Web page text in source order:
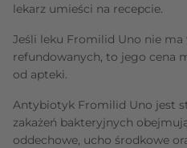
lekarz umieści na recepcie.
Jeśli leku Fromilid Uno nie ma
refundowanych, to jego cena
od apteki.
Antybiotyk Fromilid Uno jest
zakażeń bakteryjnych
oddechowe, ucho środkowe